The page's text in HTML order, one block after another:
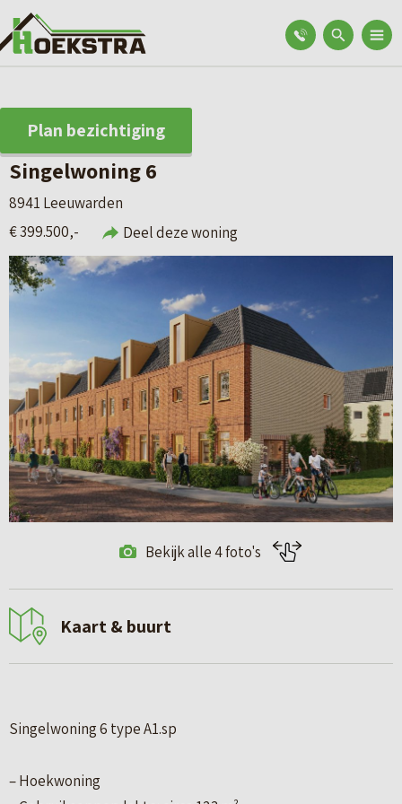
Plan bezichtiging
Singelwoning 6
8941 Leeuwarden
€ 399.500,-
Deel deze woning
Bekijk alle 4 foto's
Kaart & buurt
Singelwoning 6 type A1.sp
– Hoekwoning